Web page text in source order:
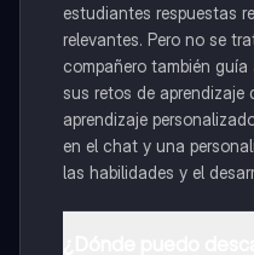
estudiantes respuestas
relevantes. Pero no se
compañero también
sus retos de aprendizaje
aprendizaje
en el chat y una
las habilidades y el